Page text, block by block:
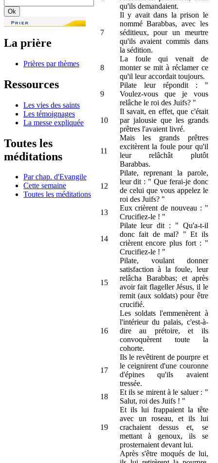
La prière
Prières par thèmes
Ressources
Les vies des saints
Les témoignages
La messe expliquée
Toutes les
méditations
Par chap. d'Evangile
Cette semaine
Toutes les méditations
qu'ils demandaient.
7
Il y avait dans la prison le
nommé Barabbas, avec les
séditieux, pour un meurtre
qu'ils avaient commis dans
la sédition.
8
La foule qui venait de
monter se mit à réclamer ce
qu'il leur accordait toujours.
9
Pilate leur répondit : "
Voulez-vous que je vous
relâche le roi des Juifs? "
10
Il savait, en effet, que c'était
par jalousie que les grands
prêtres l'avaient livré.
11
Mais les grands prêtres
excitèrent la foule pour qu'il
leur relâchât plutôt
Barabbas.
12
Pilate, reprenant la parole,
leur dit : " Que ferai-je donc
de celui que vous appelez le
roi des Juifs? "
13
Eux crièrent de nouveau : "
Crucifiez-le ! "
14
Pilate leur dit : " Qu'a-t-il
donc fait de mal? " Et ils
crièrent encore plus fort : "
Crucifiez-le ! "
15
Pilate, voulant donner
satisfaction à la foule, leur
relâcha Barabbas; et après
avoir fait flageller Jésus, il le
remit (aux soldats) pour être
crucifié.
16
Les soldats l'emmenèrent à
l'intérieur du palais, c'est-à-
dire au prétoire, et ils
convoquèrent toute la
cohorte.
17
Ils le revêtirent de pourpre et
le ceignirent d'une couronne
d'épines qu'ils avaient
tressée.
18
Et ils se mirent à le saluer : "
Salut, roi des Juifs ! "
19
Et ils lui frappaient la tête
avec un roseau, et ils lui
crachaient dessus et, se
mettant à genoux, ils se
prosternaient devant lui.
Après s'être moqués de lui,